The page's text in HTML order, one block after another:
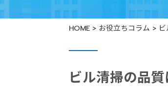
HOME> お役立ちコラム >
ビル清掃の品